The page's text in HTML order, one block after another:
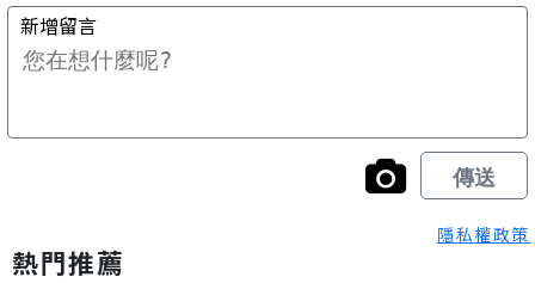
隱私權政策
熱門推薦